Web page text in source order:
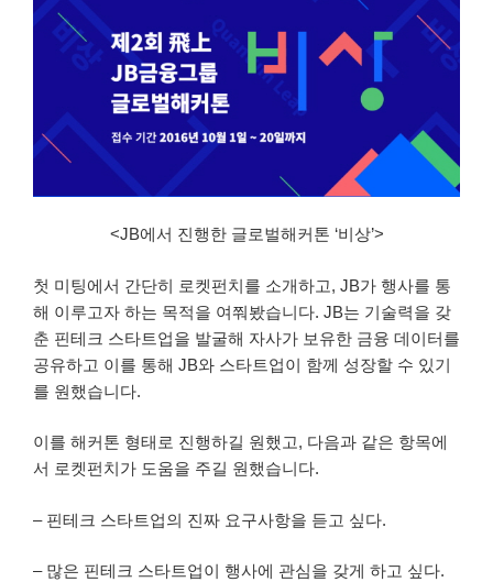
<JB에서 진행한 글로벌해커톤 ‘비상’>
첫 미팅에서 간단히 로켓펀치를 소개하고, JB가 행사를 통
해 이루고자 하는 목적을 여쭤봤습니다. JB는 기술력을 갖
춘 핀테크 스타트업을 발굴해 자사가 보유한 금융 데이터를
공유하고 이를 통해 JB와 스타트업이 함께 성장할 수 있기
를 원했습니다.
이를 해커톤 형태로 진행하길 원했고, 다음과 같은 항목에
서 로켓펀치가 도움을 주길 원했습니다.
– 핀테크 스타트업의 진짜 요구사항을 듣고 싶다.
– 많은 핀테크 스타트업이 행사에 관심을 갖게 하고 싶다.